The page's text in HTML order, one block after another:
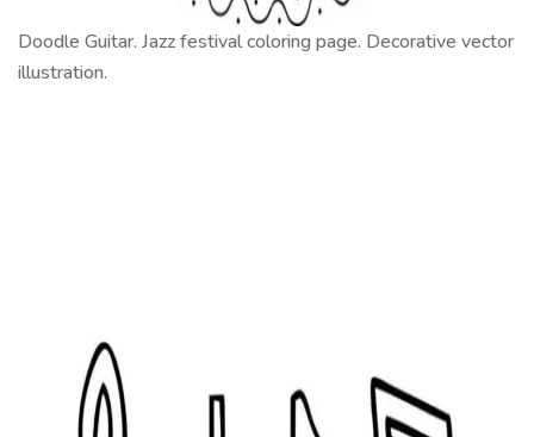
Doodle Guitar. Jazz festival coloring page. Decorative vector
illustration.